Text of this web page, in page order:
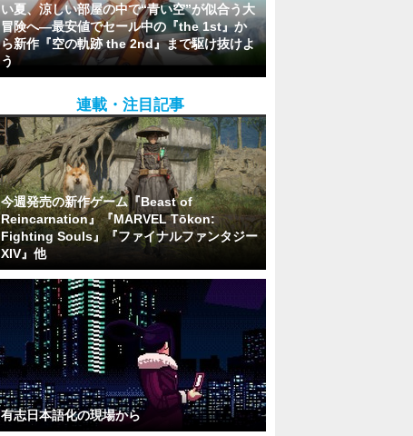
い夏、涼しい部屋の中で“青い空”が似合う大
冒険へ―最安値でセール中の『the 1st』か
ら新作『空の軌跡 the 2nd』まで駆け抜けよ
う
連載・注目記事
今週発売の新作ゲーム『Beast of
Reincarnation』『MARVEL Tōkon:
Fighting Souls』『ファイナルファンタジー
XIV』他
有志日本語化の現場から